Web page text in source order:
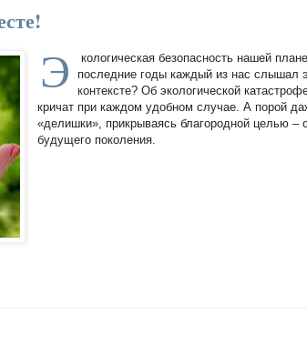
Э
кологическая безопасность нашей
последние годы каждый из нас слышал
контексте? Об экологической
кричат при каждом удобном случае. А порой
«делишки», прикрываясь благородной целью –
будущего поколения.